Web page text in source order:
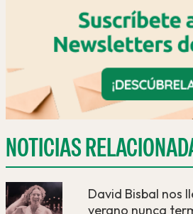
NOTICIAS
David Bisbal nos
verano nunca